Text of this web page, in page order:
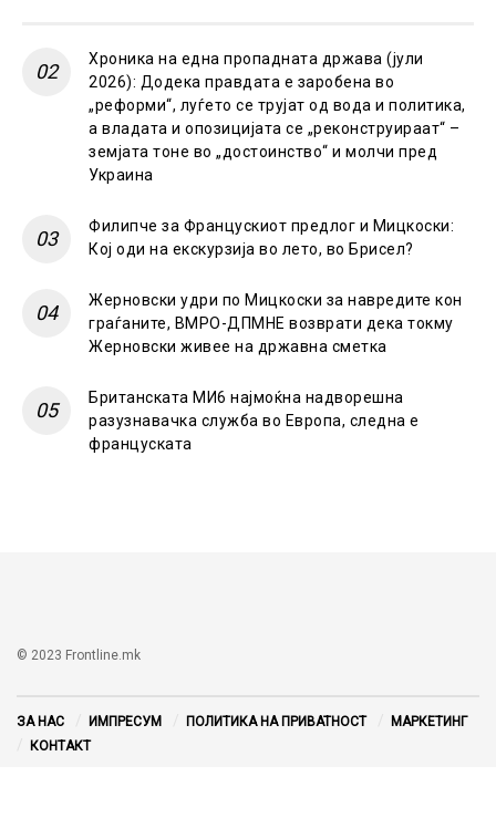
Хроника на една пропадната држава (јули
2026): Додека правдата е заробена во
„реформи“, луѓето се трујат од вода и политика,
а владата и опозицијата се „реконструираат“ –
земјата тоне во „достоинство“ и молчи пред
Украина
Филипче за Францускиот предлог и Мицкоски:
Кој оди на екскурзија во лето, во Брисел?
Жерновски удри по Мицкоски за навредите кон
граѓаните, ВМРО-ДПМНЕ возврати дека токму
Жерновски живее на државна сметка
Британската МИ6 најмоќна надворешна
разузнавачка служба во Европа, следна е
француската
© 2023 Frontline.mk
ЗА НАС ИМПРЕСУМ ПОЛИТИКА НА ПРИВАТНОСТ
МАРКЕТИНГ
КОНТАКТ